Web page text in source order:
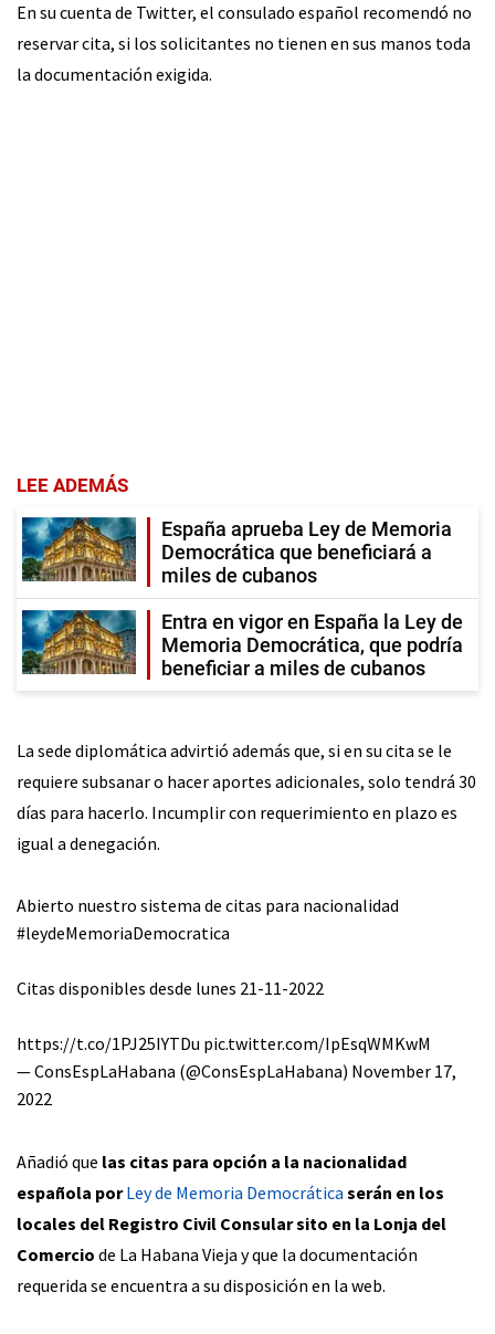
En su cuenta de Twitter, el consulado español recomendó no
reservar cita, si los solicitantes no tienen en sus manos toda
la documentación exigida.
LEE ADEMÁS
España aprueba Ley de Memoria
Democrática que beneficiará a
miles de cubanos
Entra en vigor en España la Ley de
Memoria Democrática, que podría
beneficiar a miles de cubanos
La sede diplomática advirtió además que, si en su cita se le
requiere subsanar o hacer aportes adicionales, solo tendrá 30
días para hacerlo. Incumplir con requerimiento en plazo es
igual a denegación.
Abierto nuestro sistema de citas para nacionalidad
#leydeMemoriaDemocratica
Citas disponibles desde lunes 21-11-2022
https://t.co/1PJ25IYTDu pic.twitter.com/IpEsqWMKwM
— ConsEspLaHabana (@ConsEspLaHabana) November 17,
2022
Añadió que las citas para opción a la nacionalidad
española porLey de Memoria Democrática serán en los
locales del Registro Civil Consular sito en la Lonja del
Comercio de La Habana Vieja y que la documentación
requerida se encuentra a su disposición en la web.